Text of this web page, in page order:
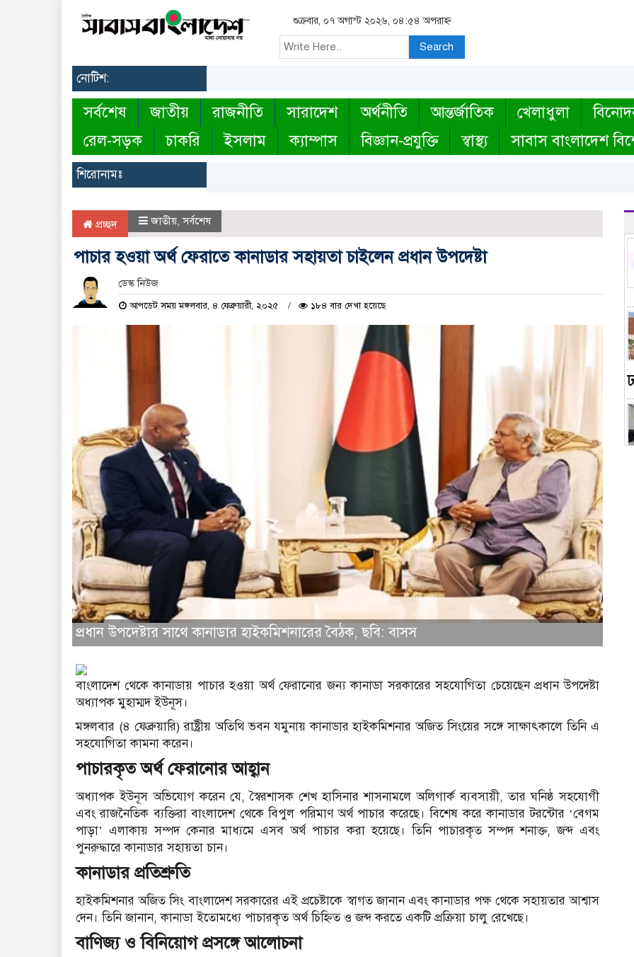
শুক্রবার, ০৭ অগাস্ট ২০২৬, ০৪:৫৪ অপরাহ্ন
Search
নোটিশ:
সর্বশেষ জাতীয় রাজনীতি সারাদেশ অর্থনীতি আন্তর্জাতিক খেলাধুলা
রেল-সড়ক
চাকরি ইসলাম ক্যাম্পাস বিজ্ঞান-প্রযুক্তি স্বাস্থ্য সাবাস বাংলাদেশ
শিরোনামঃ
প্রচ্ছদ জাতীয়,সর্বশেষ
পাচার হওয়া অর্থ ফেরাতে কানাডার সহায়তা চাইলেন প্রধান উপদেষ্টা
ডেস্ক নিউজ
আপডেট সময় মঙ্গলবার, ৪ ফেব্রুয়ারী, ২০২৫ ১৮৪ বার দেখা হয়েছে
প্রধান উপদেষ্টার সাথে কানাডার হাইকমিশনারের বৈঠক, ছবি: বাসস
বাংলাদেশ থেকে কানাডায় পাচার হওয়া অর্থ ফেরানোর জন্য কানাডা সরকারের সহযোগিতা চেয়েছেন প্রধান উপদেষ্টা
অধ্যাপক মুহাম্মদ ইউনূস।
মঙ্গলবার (৪ ফেব্রুয়ারি) রাষ্ট্রীয় অতিথি ভবন যমুনায় কানাডার হাইকমিশনার অজিত সিংয়ের সঙ্গে সাক্ষাৎকালে তিনি এ
সহযোগিতা কামনা করেন।
পাচারকৃত অর্থ ফেরানোর আহ্বান
অধ্যাপক ইউনূস অভিযোগ করেন যে, স্বৈরশাসক শেখ হাসিনার শাসনামলে অলিগার্ক ব্যবসায়ী, তার ঘনিষ্ঠ সহযোগী
এবং রাজনৈতিক ব্যক্তিরা বাংলাদেশ থেকে বিপুল পরিমাণ অর্থ পাচার করেছে। বিশেষ করে কানাডার টরন্টোর ‘বেগম
পাড়া’ এলাকায় সম্পদ কেনার মাধ্যমে এসব অর্থ পাচার করা হয়েছে। তিনি পাচারকৃত সম্পদ শনাক্ত, জব্দ এবং
পুনরুদ্ধারে কানাডার সহায়তা চান।
কানাডার প্রতিশ্রুতি
হাইকমিশনার অজিত সিং বাংলাদেশ সরকারের এই প্রচেষ্টাকে স্বাগত জানান এবং কানাডার পক্ষ থেকে সহায়তার আশ্বাস
দেন। তিনি জানান, কানাডা ইতোমধ্যে পাচারকৃত অর্থ চিহ্নিত ও জব্দ করতে একটি প্রক্রিয়া চালু রেখেছে।
বাণিজ্য ও বিনিয়োগ প্রসঙ্গে আলোচনা